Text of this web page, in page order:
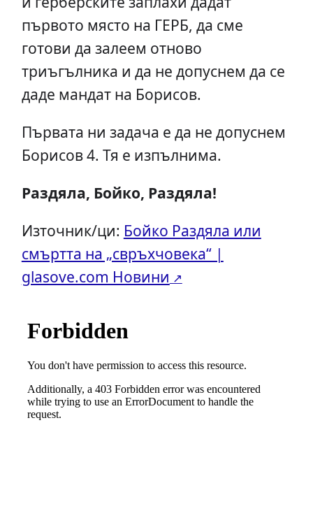
първото място на ГЕРБ, да сме
готови да залеем отново
триъгълника и да не допуснем да се
даде мандат на Борисов.
Първата ни задача е да не допуснем
Борисов 4. Тя е изпълнима.
Раздяла, Бойко, Раздяла!
Източник/ци: Бойко Раздяла или
смъртта на „свръхчовека“ |
glasove.com Новини